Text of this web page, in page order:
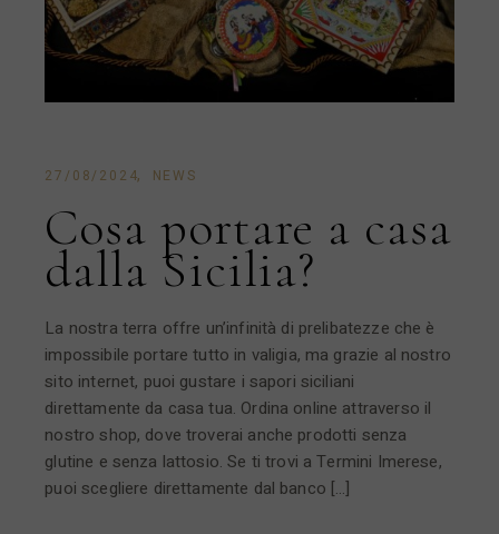
27/08/2024 NEWS
Cosa portare a casa
dalla Sicilia?
La nostra terra offre un’infinità di prelibatezze che è
impossibile portare tutto in valigia, ma grazie al nostro
sito internet, puoi gustare i sapori siciliani
direttamente da casa tua. Ordina online attraverso il
nostro shop, dove troverai anche prodotti senza
glutine e senza lattosio. Se ti trovi a Termini Imerese,
puoi scegliere direttamente dal banco […]